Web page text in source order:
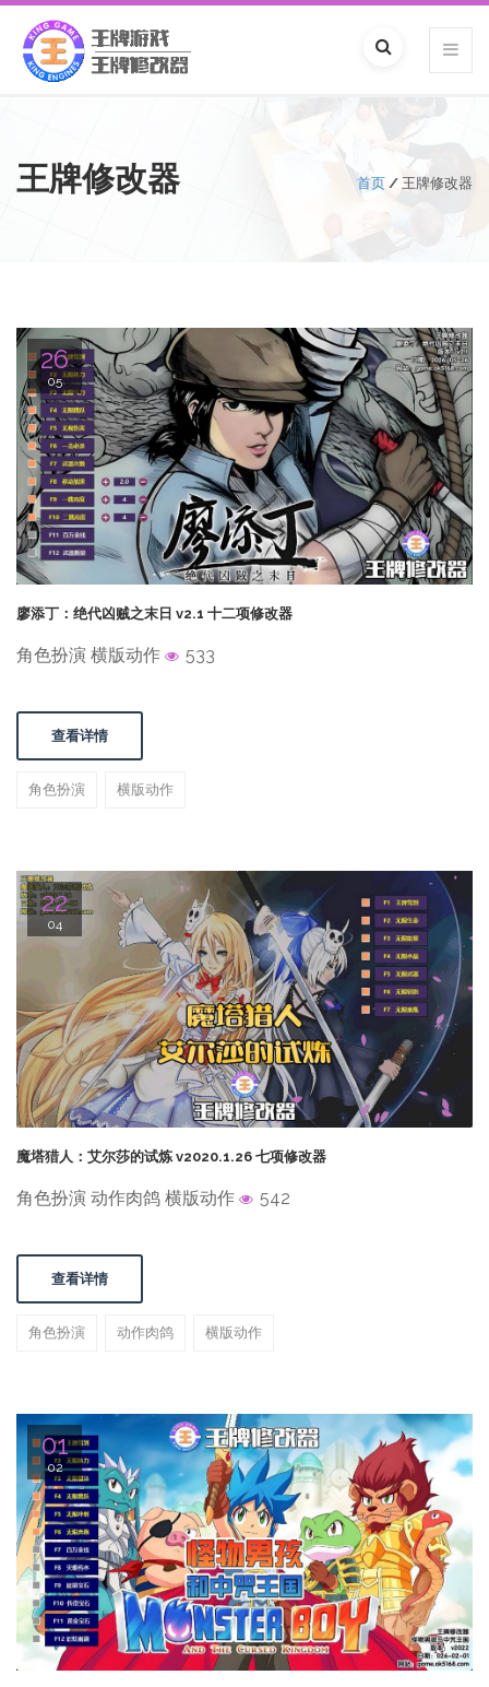
王牌修改器 首页 / 王牌修改器
26
05
廖添丁：绝代凶贼之末日 v2.1 十二项修改器
角色扮演 横版动作 533
查看详情
角色扮演 横版动作
22
04
魔塔猎人：艾尔莎的试炼 v2020.1.26 七项修改器
角色扮演 动作肉鸽 横版动作 542
查看详情
角色扮演 动作肉鸽 横版动作
01
02